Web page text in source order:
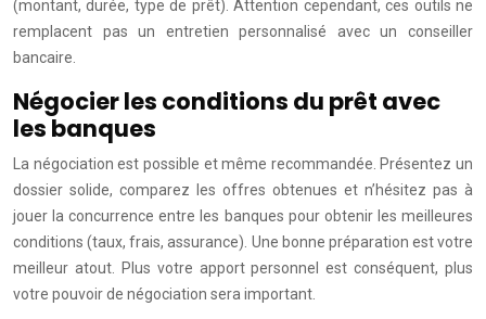
(montant, durée, type de prêt). Attention cependant, ces outils ne
remplacent pas un entretien personnalisé avec un conseiller
bancaire.
Négocier les conditions du prêt avec
les banques
La négociation est possible et même recommandée. Présentez un
dossier solide, comparez les offres obtenues et n’hésitez pas à
jouer la concurrence entre les banques pour obtenir les meilleures
conditions (taux, frais, assurance). Une bonne préparation est votre
meilleur atout. Plus votre apport personnel est conséquent, plus
votre pouvoir de négociation sera important.